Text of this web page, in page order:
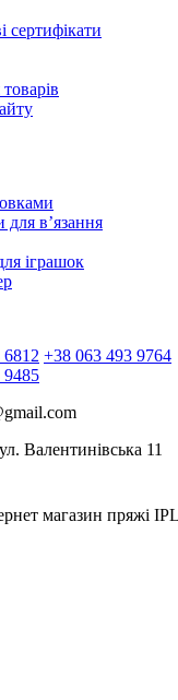
сертифікати
для в’язання
іграшок
+38 063 493 9764
9485
Валентинівська 11
магазин пряжі